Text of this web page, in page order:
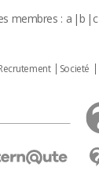
membres : a b c
Societé